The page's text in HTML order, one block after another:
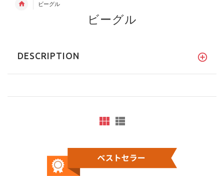
ビーグル
ビーグル
DESCRIPTION